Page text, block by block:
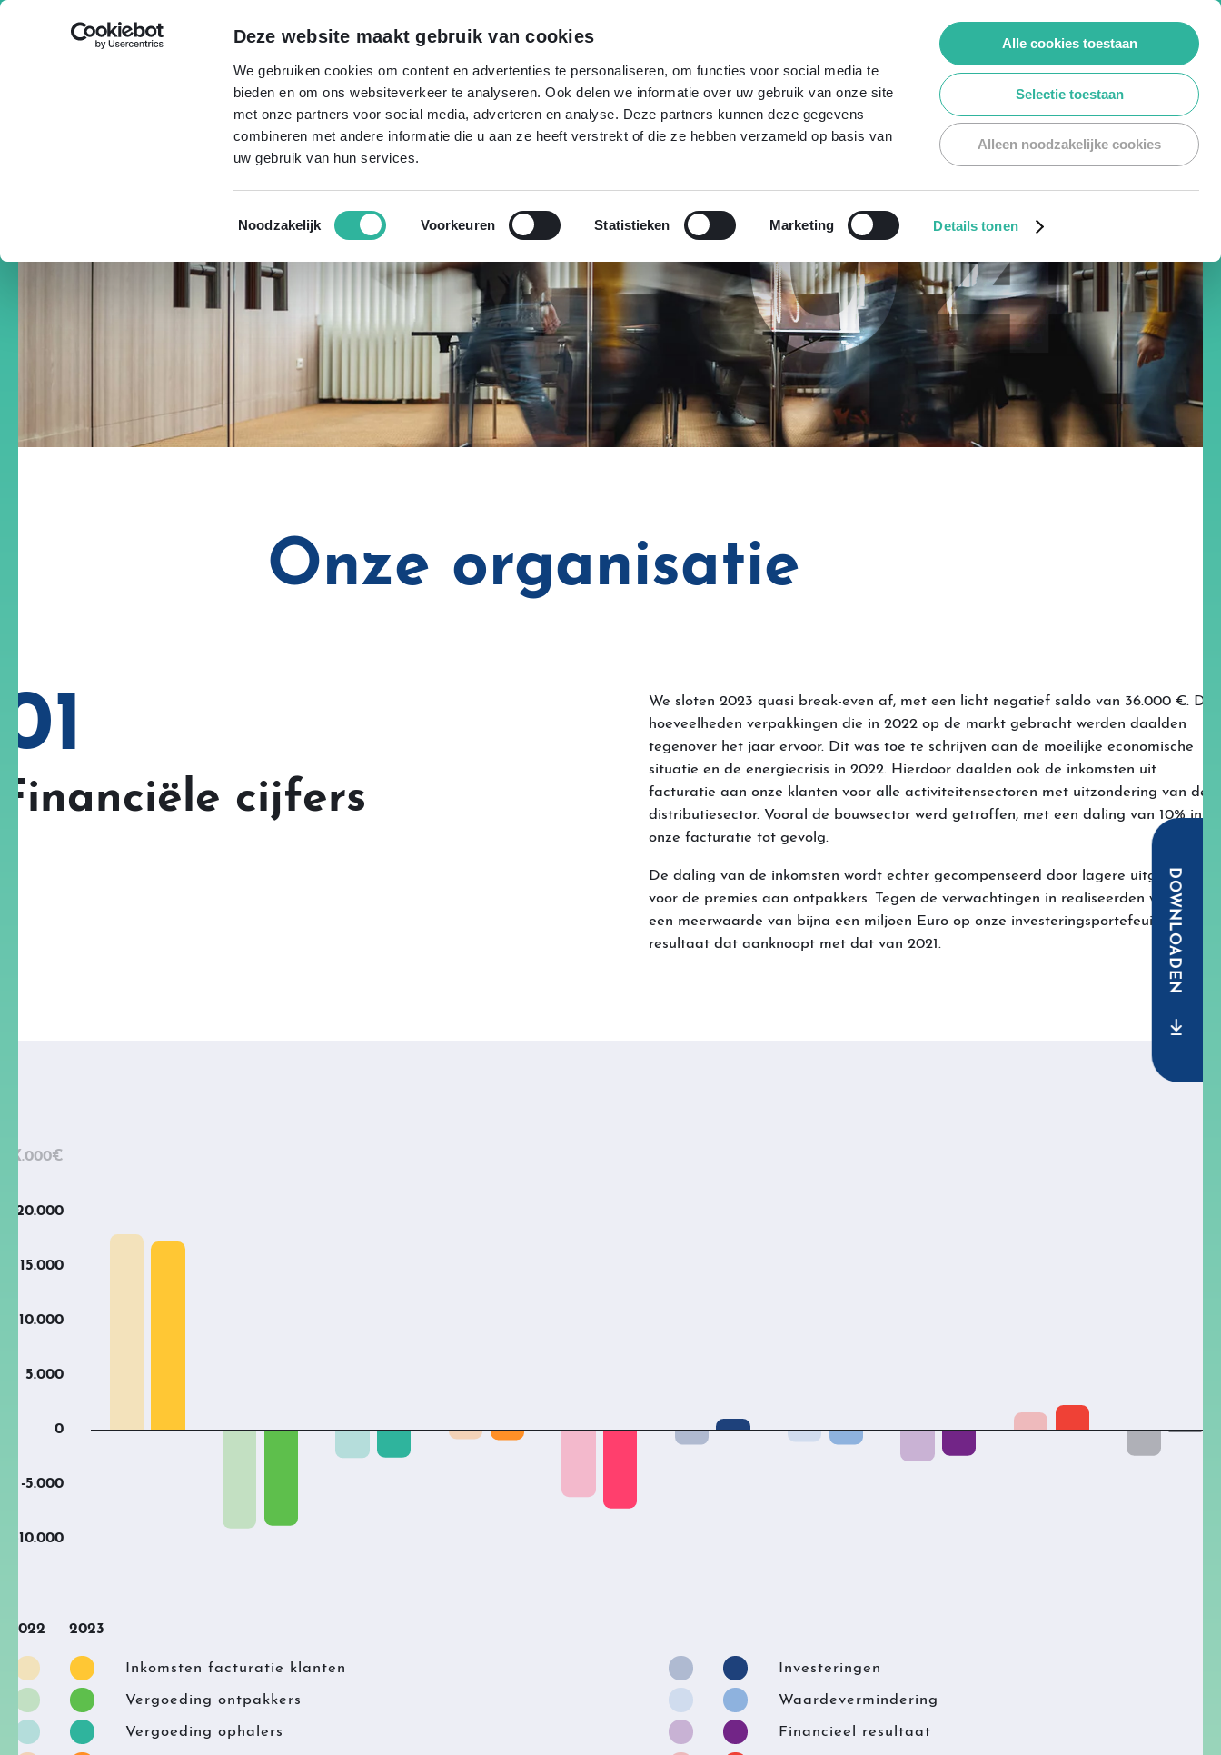
Deze website maakt gebruik van cookies
We gebruiken cookies om content en advertenties te personaliseren, om functies voor social media te
bieden en om ons websiteverkeer te analyseren. Ook delen we informatie over uw gebruik van onze site
met onze partners voor social media, adverteren en analyse. Deze partners kunnen deze gegevens
combineren met andere informatie die u aan ze heeft verstrekt of die ze hebben verzameld op basis van
uw gebruik van hun services.
Toestemmingsselectie
Noodzakelijk Voorkeuren Statistieken Marketing Details tonen
Alle cookies toestaan
Selectie toestaan
Alleen noodzakelijke cookies
Skip
MENU
DOWNLOADEN
04
Onze organisatie
01
Financiële cijfers
We sloten 2023 quasi break-even af, met een licht negatief saldo van 36.000 €. De
hoeveelheden verpakkingen die in 2022 op de markt gebracht werden daalden
tegenover het jaar ervoor. Dit was toe te schrijven aan de moeilijke economische
situatie en de energiecrisis in 2022. Hierdoor daalden ook de inkomsten uit
facturatie aan onze klanten voor alle activiteitensectoren met uitzondering van de
distributiesector. Vooral de bouwsector werd getroffen, met een daling van 10% in
onze facturatie tot gevolg.
De daling van de inkomsten wordt echter gecompenseerd door lagere uitgaven
voor de premies aan ontpakkers. Tegen de verwachtingen in realiseerden we ook
een meerwaarde van bijna een miljoen Euro op onze investeringsportefeuille, een
resultaat dat aanknoopt met dat van 2021.
X.000€
20.000
15.000
10.000
5.000
0
-5.000
-10.000
2022 2023
Inkomsten facturatie klanten
Vergoeding ontpakkers
Vergoeding ophalers
Investeringen
Waardevermindering
Financieel resultaat